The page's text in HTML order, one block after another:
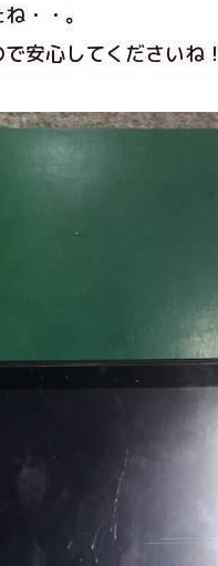
・・。
安心してくださいね！